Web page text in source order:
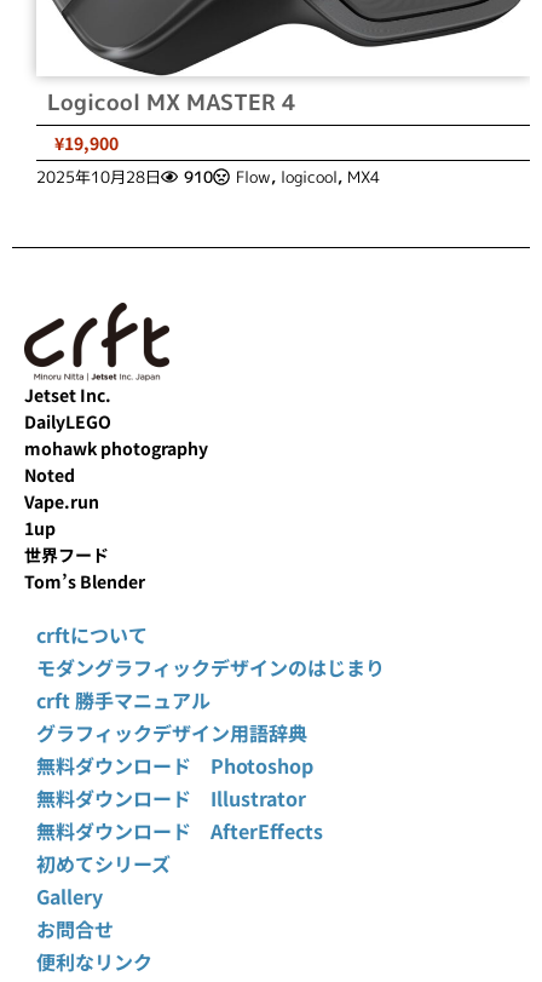
Logicool MX MASTER 4
¥19,900
2025年10月28日 910 Flow, logicool, MX4
Jetset Inc.
DailyLEGO
mohawk photography
Noted
Vape.run
1up
世界フード
Tom’s Blender
crftについて
モダングラフィックデザインのはじまり
crft 勝手マニュアル
グラフィックデザイン用語辞典
無料ダウンロード Photoshop
無料ダウンロード Illustrator
無料ダウンロード AfterEffects
初めてシリーズ
Gallery
お問合せ
便利なリンク